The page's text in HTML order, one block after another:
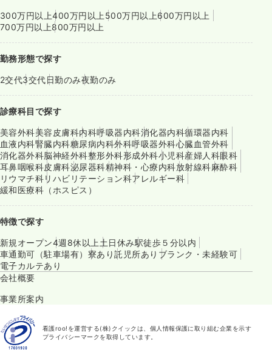
300万円以上400万円以上 500万円以上600万円以上
700万円以上800万円以上
勤務形態で探す
2交代3交代日勤のみ夜勤のみ
診療科目で探す
美容外科美容皮膚科内科呼吸器内科消化器内科循環器内科
血液内科腎臓内科糖尿病内科外科呼吸器外科心臓血管外科
消化器外科脳神経外科整形外科形成外科小児科産婦人科眼科
耳鼻咽喉科皮膚科泌尿器科精神科・心療内科放射線科麻酔科
リウマチ科リハビリテーション科アレルギー科
緩和医療科（ホスピス）
特徴で探す
新規オープン4週8休以上 土日休み駅徒歩５分以内
車通勤可（駐車場有） 寮あり託児所あり ブランク・未経験可
電子カルテあり
会社概要
事業所案内
看護roo!を運営する(株)クイックは、個人情報保護に取り組む企業を示す
プライバシーマークを取得しています。